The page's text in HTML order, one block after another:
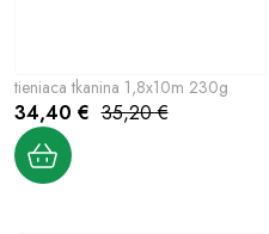
tieniaca tkanina 1,8x10m 230g
34,40 € 35,20 €